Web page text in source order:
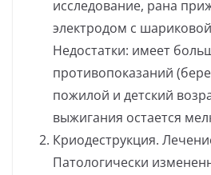
исследование, рана
электродом с
Недостатки: имеет
противопоказаний
пожилой и детский
выжигания остается
Криодеструкция.
Патологически